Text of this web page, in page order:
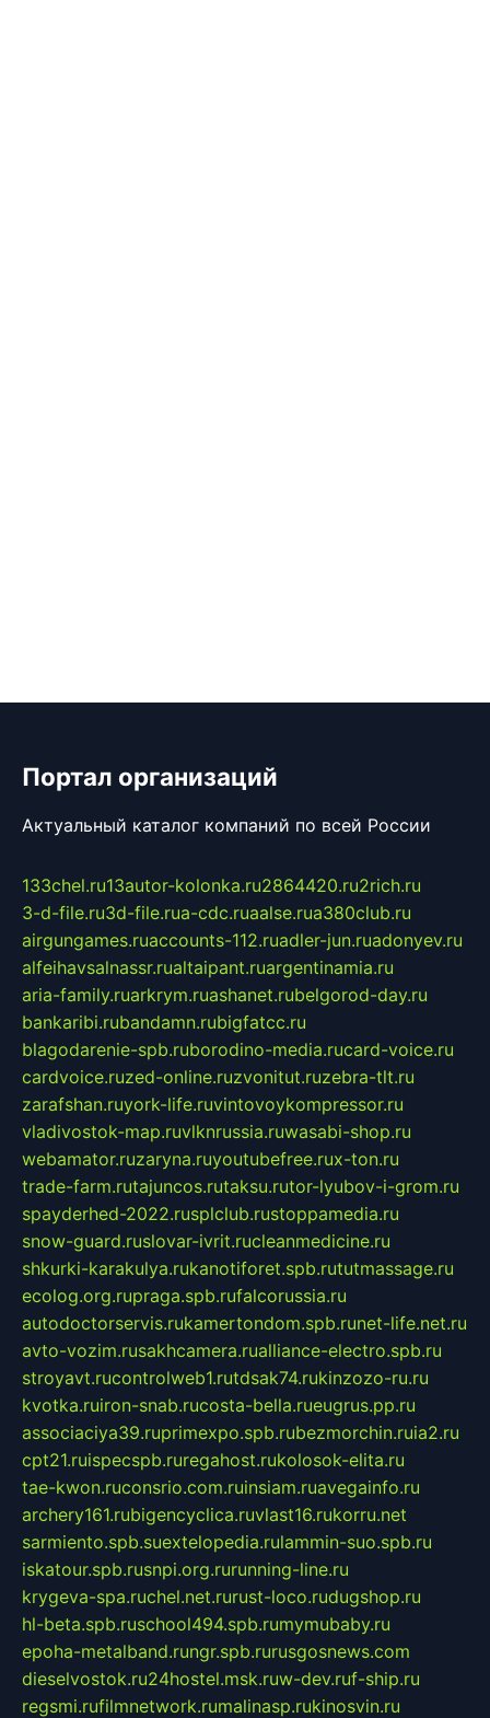
Портал организаций
Актуальный каталог компаний по всей России
133chel.ru13autor-kolonka.ru2864420.ru2rich.ru
3-d-file.ru3d-file.rua-cdc.ruaalse.rua380club.ru
airgungames.ruaccounts-112.ruadler-jun.ruadonyev.ru
alfeihavsalnassr.rualtaipant.ruargentinamia.ru
aria-family.ruarkrym.ruashanet.rubelgorod-day.ru
bankaribi.rubandamn.rubigfatcc.ru
blagodarenie-spb.ruborodino-media.rucard-voice.ru
cardvoice.ruzed-online.ruzvonitut.ruzebra-tlt.ru
zarafshan.ruyork-life.ruvintovoykompressor.ru
vladivostok-map.ruvlknrussia.ruwasabi-shop.ru
webamator.ruzaryna.ruyoutubefree.rux-ton.ru
trade-farm.rutajuncos.rutaksu.rutor-lyubov-i-grom.ru
spayderhed-2022.rusplclub.rustoppamedia.ru
snow-guard.ruslovar-ivrit.rucleanmedicine.ru
shkurki-karakulya.rukanotiforet.spb.rututmassage.ru
ecolog.org.rupraga.spb.rufalcorussia.ru
autodoctorservis.rukamertondom.spb.runet-life.net.ru
avto-vozim.rusakhcamera.rualliance-electro.spb.ru
stroyavt.rucontrolweb1.rutdsak74.rukinzozo-ru.ru
kvotka.ruiron-snab.rucosta-bella.rueugrus.pp.ru
associaciya39.ruprimexpo.spb.rubezmorchin.ruia2.ru
cpt21.ruispecspb.ruregahost.rukolosok-elita.ru
tae-kwon.ruconsrio.com.ruinsiam.ruavegainfo.ru
archery161.rubigencyclica.ruvlast16.rukorru.net
sarmiento.spb.suextelopedia.rulammin-suo.spb.ru
iskatour.spb.rusnpi.org.rurunning-line.ru
krygeva-spa.ruchel.net.rurust-loco.rudugshop.ru
hl-beta.spb.ruschool494.spb.rumymubaby.ru
epoha-metalband.rungr.spb.rurusgosnews.com
dieselvostok.ru24hostel.msk.ruw-dev.ruf-ship.ru
regsmi.rufilmnetwork.rumalinasp.rukinosvin.ru